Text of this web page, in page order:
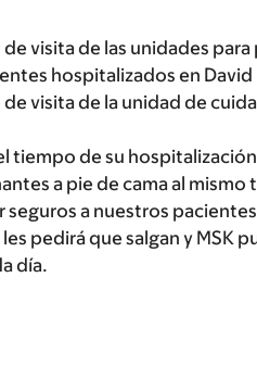
de visita de las unidades
hospitalizados en David
de visita de la unidad de
tiempo de su
a pie de cama al
seguros a nuestros
pedirá que salgan y MSK
día.